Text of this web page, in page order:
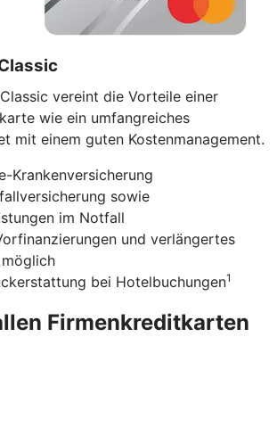
vereint die Vorteile einer
wie ein umfangreiches
mit einem guten Kostenmanagement.
Krankenversicherung
sowie
im Notfall
und verlängertes
bei Hotelbuchungen1
Firmenkreditkarten